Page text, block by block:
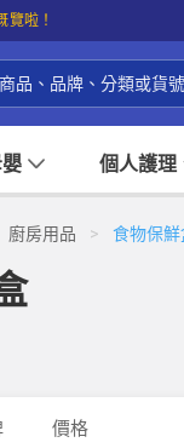
覽啦！
個人護理
廚房用品 > 食物保鮮
價格